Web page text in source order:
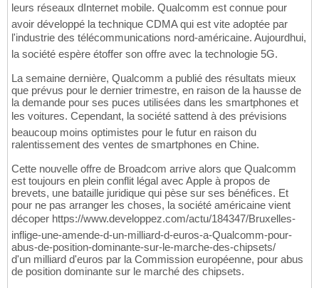
leurs réseaux dInternet mobile. Qualcomm est connue pour
avoir développé la technique CDMA qui est vite adoptée par
l'industrie des télécommunications nord-américaine. Aujourdhui,
la société espère étoffer son offre avec la technologie 5G.
La semaine dernière, Qualcomm a publié des résultats mieux
que prévus pour le dernier trimestre, en raison de la hausse de
la demande pour ses puces utilisées dans les smartphones et
les voitures. Cependant, la société sattend à des prévisions
beaucoup moins optimistes pour le futur en raison du
ralentissement des ventes de smartphones en Chine.
Cette nouvelle offre de Broadcom arrive alors que Qualcomm
est toujours en plein conflit légal avec Apple à propos de
brevets, une bataille juridique qui pèse sur ses bénéfices. Et
pour ne pas arranger les choses, la société américaine vient
décoper https://www.developpez.com/actu/184347/Bruxelles-
inflige-une-amende-d-un-milliard-d-euros-a-Qualcomm-pour-
abus-de-position-dominante-sur-le-marche-des-chipsets/
d'un milliard d'euros par la Commission européenne, pour abus
de position dominante sur le marché des chipsets.